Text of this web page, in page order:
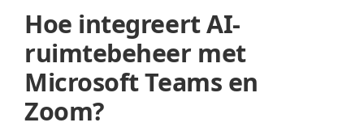
Hoe integreert AI-
ruimtebeheer met
Microsoft Teams en
Zoom?